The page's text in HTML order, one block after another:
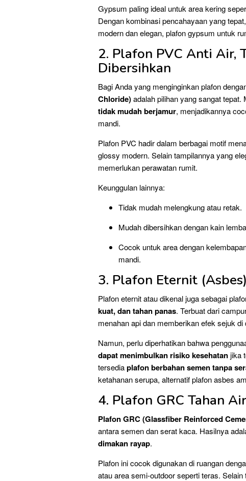
Gypsum paling ideal untuk area kering
Dengan kombinasi pencahayaan yang
modern dan elegan, plafon gypsum untuk
2. Plafon PVC Anti Air,
Dibersihkan
Bagi Anda yang menginginkan plafon
Chloride)adalah pilihan yang sangat tepat.
tidak mudah berjamur, menjadikannya
mandi.
Plafon PVC hadir dalam berbagai motif
glossy modern. Selain tampilannya yang
memerlukan perawatan rumit.
Keunggulan lainnya:
Tidak mudah melengkung atau retak.
Mudah dibersihkan dengan kain
Cocok untuk area dengan
mandi.
3. Plafon Eternit
Plafon eternit atau dikenal juga sebagai
kuat, dan tahan panas. Terbuat dari
menahan api dan memberikan efek sejuk di
Namun, perlu diperhatikan bahwa
dapat menimbulkan risiko kesehatanjika
tersediaplafon berbahan semen tanpa
ketahanan serupa, alternatif plafon asbes
4. Plafon GRC Tahan
Plafon GRC (Glassfiber Reinforced
antara semen dan serat kaca. Hasilnya
dimakan rayap.
Plafon ini cocok digunakan di ruangan
atau area semi-outdoor seperti teras.